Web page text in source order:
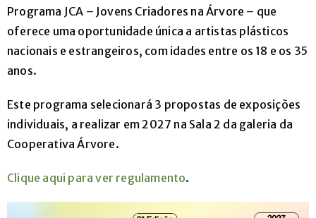
geral@arvorecoop.pt
Programa JCA – Jovens Criadores na Árvore – que
oferece uma oportunidade única a artistas plásticos
nacionais e estrangeiros, com idades entre os 18 e os 35
anos.
Este programa selecionará 3 propostas de exposições
individuais, a realizar em 2027 na Sala 2 da galeria da
Cooperativa Árvore.
Clique aqui para ver regulamento.